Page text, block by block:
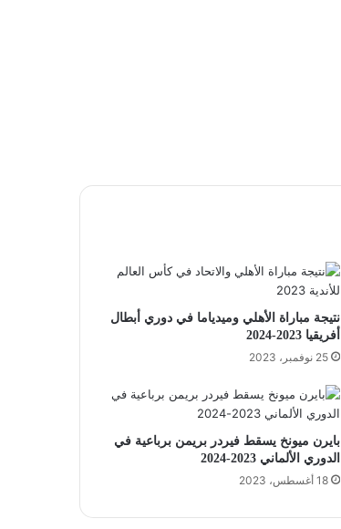
نتيجة مباراة الأهلي وميدياما في دوري أبطال
أفريقيا 2023-2024
25 نوفمبر، 2023
بايرن ميونخ يسقط فيردر بريمن برباعية في
الدوري الألماني 2023-2024
18 أغسطس، 2023